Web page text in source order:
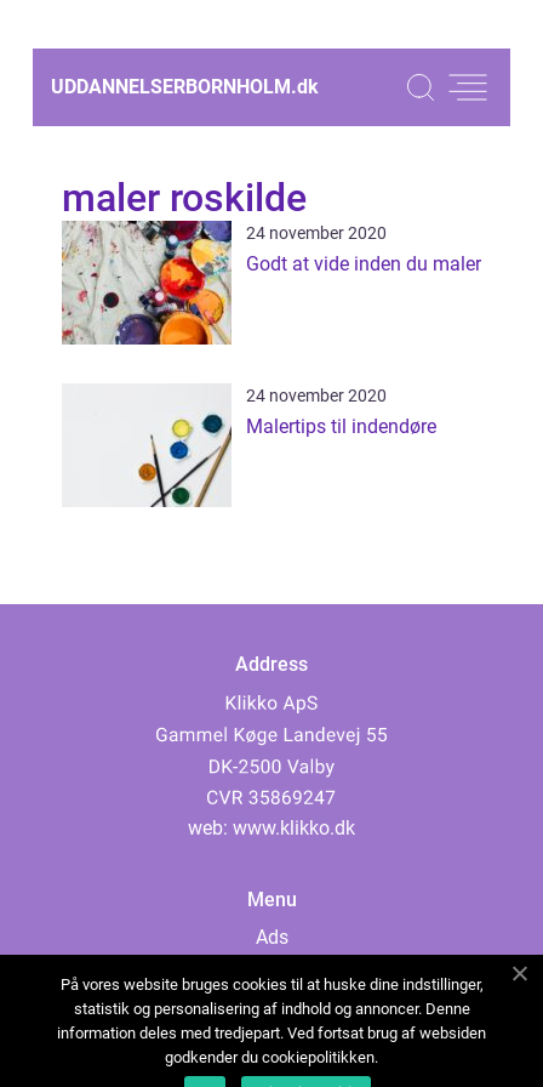
UDDANNELSERBORNHOLM.dk
maler roskilde
24 november 2020
Godt at vide inden du maler
24 november 2020
Malertips til indendøre
Address
web: www.klikko.dk
Menu
Ads
Cookies
Contact
Sitemap
På vores website bruges cookies til at huske dine indstillinger,
statistik og personalisering af indhold og annoncer. Denne
information deles med tredjepart. Ved fortsat brug af websiden
godkender du cookiepolitikken.